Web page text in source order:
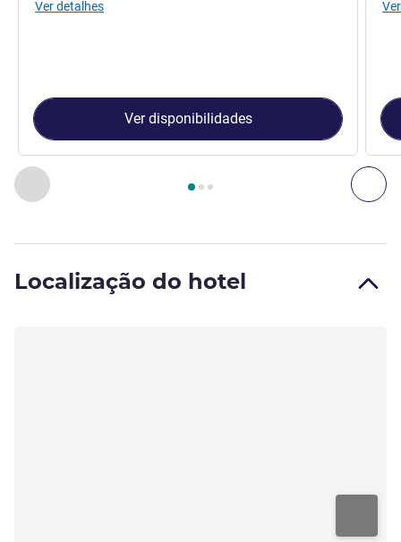
Anterior - Quarto
Página , Quarto 1 : Quarto Superior com 1 cama
Ver detalhes
Ver disponibilidades
Localização do hotel